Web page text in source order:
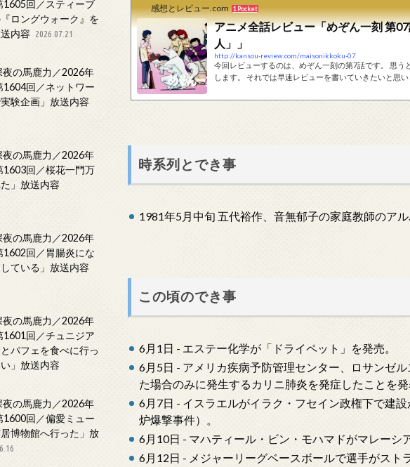
感想とレビュー.com 1 Pocket
アニメ全話レビュー「めぞん一刻 第
人」」
http://kansou-review.com/maisonikkoku-07
今回レビューするのは、めぞん一刻の第7話です。 思
します。 それでは早速レビューを書いていきたいと思
ださい。 あらすじ響子さんが未亡人である子とを知っ
時系列とでき事
1981年5月中旬 五代裕作、音無郁子の家庭教師のア
この頃のでき事
6月1日 - エステー化学が「ドライペット」を発売。
6月5日 - アメリカ疾病予防管理センター、ロサンゼ
た場合のみに発生するカリニ肺炎を発症したことを
6月7日 - イスラエルがイラク・フセイン政権下で建
炉爆撃事件）。
6月10日 - マハティール・ビン・モハマドがマレーシ
6月12日 - メジャーリーグベースボールで選手がス
1605回／スティーブ
ロングウォーク』を
内容
2026.07.21
夜の馬鹿力／2026年
回／ネットワー
験企画」放送内容
夜の馬鹿力／2026年
1603回／桜花一門万
」放送内容
夜の馬鹿力／2026年
回／胃腸炎にな
ている」放送内容
夜の馬鹿力／2026年
回／チュニジア
パフェを食べに行っ
」放送内容
夜の馬鹿力／2026年
回／偏愛ミュー
博物館へ行った」放